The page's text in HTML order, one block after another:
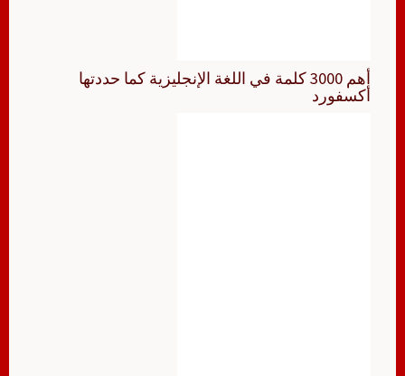
أهم 3000 كلمة في اللغة الإنجليزية كما حددتها
أكسفورد